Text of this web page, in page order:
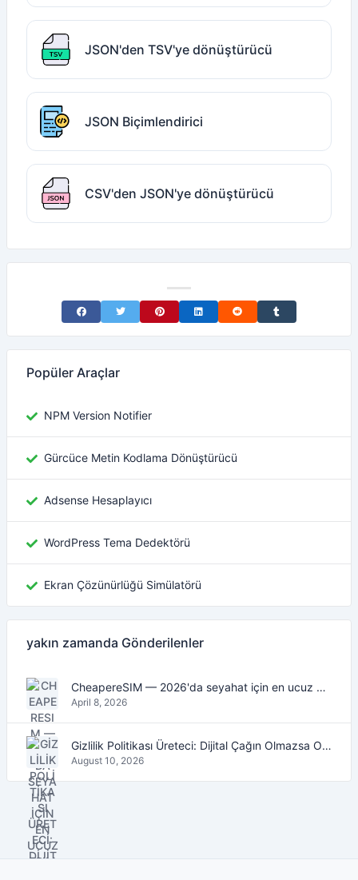
JSON'den TSV'ye dönüştürücü
JSON Biçimlendirici
CSV'den JSON'ye dönüştürücü
Share on Facebook
Share on TwitterShare on Pinterest
Share on LinkedIn
Share on RedditShare on Tumblr
Popüler Araçlar
NPM Version Notifier
Gürcüce Metin Kodlama Dönüştürücü
Adsense Hesaplayıcı
WordPress Tema Dedektörü
Ekran Çözünürlüğü Simülatörü
yakın zamanda Gönderilenler
CheapereSIM — 2026'da seyahat için en ucuz eSIM veri planlarını bulun
April 8, 2026
Gizlilik Politikası Üreteci: Dijital Çağın Olmazsa Olmaz Aracı
August 10, 2026